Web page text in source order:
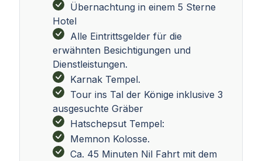
Übernachtung in einem 5 Sterne
Hotel
Alle Eintrittsgelder für die
erwähnten Besichtigungen und
Dienstleistungen.
Karnak Tempel.
Tour ins Tal der Könige inklusive 3
ausgesuchte Gräber
Hatschepsut Tempel:
Memnon Kolosse.
Ca. 45 Minuten Nil Fahrt mit dem